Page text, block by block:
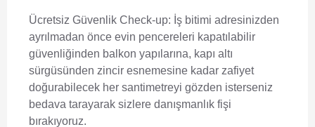
Ücretsiz Güvenlik Check-up: İş bitimi adresinizden
ayrılmadan önce evin pencereleri kapatılabilir
güvenliğinden balkon yapılarına, kapı altı
sürgüsünden zincir esnemesine kadar zafiyet
doğurabilecek her santimetreyi gözden isterseniz
bedava tarayarak sizlere danışmanlık fişi
bırakıyoruz.